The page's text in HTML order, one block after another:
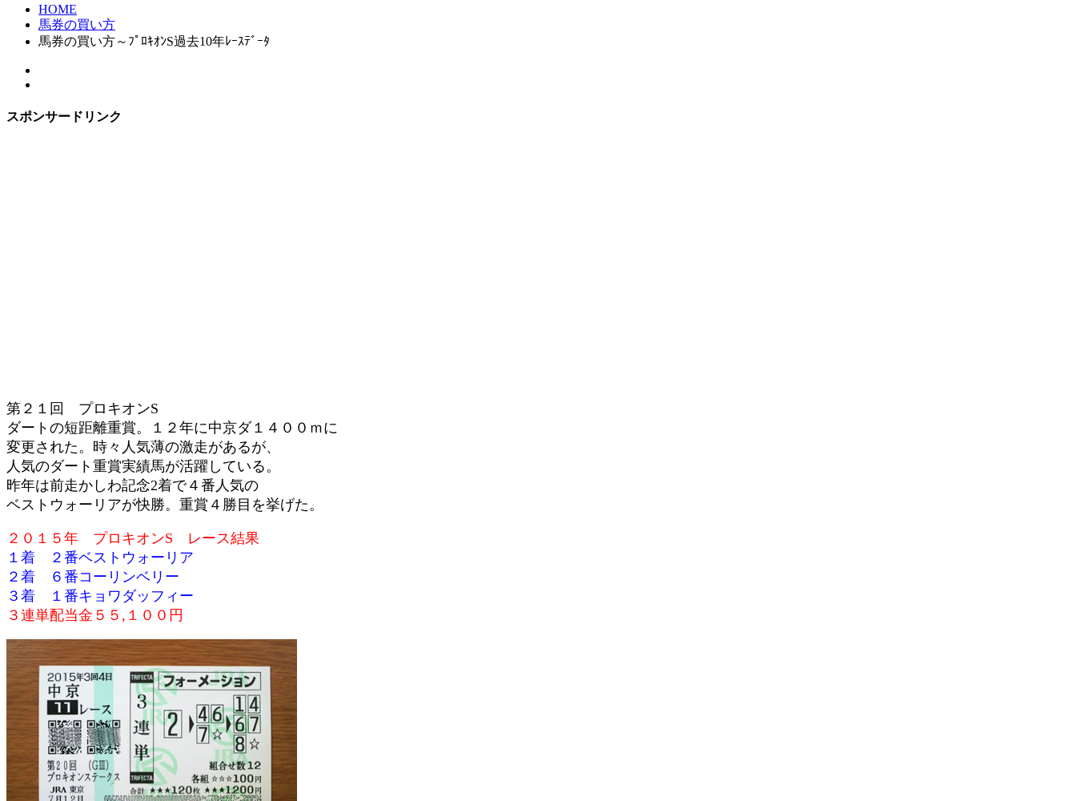
HOME
馬券の買い方
馬券の買い方～ﾌﾟﾛｷｵﾝS過去10年ﾚｰｽﾃﾞｰﾀ
スポンサードリンク
第２１回 プロキオンS
ダートの短距離重賞。１２年に中京ダ１４００ｍに
変更された。時々人気薄の激走があるが、
人気のダート重賞実績馬が活躍している。
昨年は前走かしわ記念2着で４番人気の
ベストウォーリアが快勝。重賞４勝目を挙げた。
２０１５年 プロキオンS レース結果
１着 ２番ベストウォーリア
２着 ６番コーリンベリー
３着 １番キョワダッフィー
３連単配当金５５,１００円